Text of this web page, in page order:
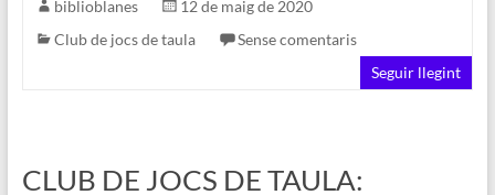
biblioblanes
12 de maig de 2020
Club de jocs de taula
Sense comentaris
Seguir llegint
CLUB DE JOCS DE TAULA: